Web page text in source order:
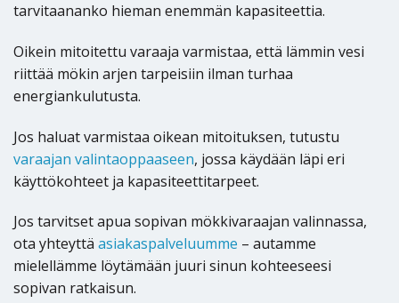
tarvitaananko hieman enemmän kapasiteettia.
Oikein mitoitettu varaaja varmistaa, että lämmin vesi
riittää mökin arjen tarpeisiin ilman turhaa
energiankulutusta.
Jos haluat varmistaa oikean mitoituksen, tutustu
varaajan valintaoppaaseen, jossa käydään läpi eri
käyttökohteet ja kapasiteettitarpeet.
Jos tarvitset apua sopivan mökkivaraajan valinnassa,
ota yhteyttä asiakaspalveluumme – autamme
mielellämme löytämään juuri sinun kohteeseesi
sopivan ratkaisun.